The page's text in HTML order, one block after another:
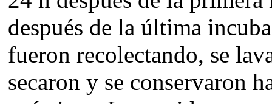
después de la última
fueron recolectando, se
secaron y se conservaron